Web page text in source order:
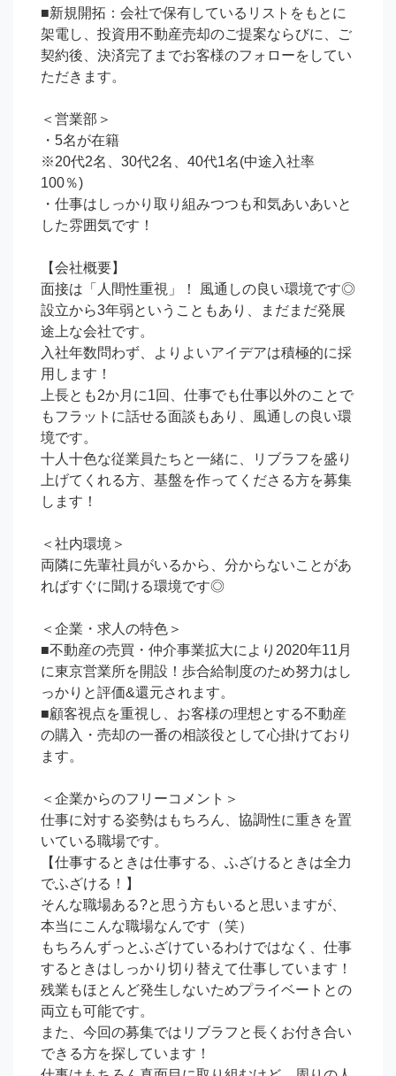
■新規開拓：会社で保有しているリストをもとに
架電し、投資用不動産売却のご提案ならびに、ご
契約後、決済完了までお客様のフォローをしてい
ただきます。
＜営業部＞
・5名が在籍
※20代2名、30代2名、40代1名(中途入社率
100％)
・仕事はしっかり取り組みつつも和気あいあいと
した雰囲気です！
【会社概要】
面接は「人間性重視」！ 風通しの良い環境です◎
設立から3年弱ということもあり、まだまだ発展
途上な会社です。
入社年数問わず、よりよいアイデアは積極的に採
用します！
上長とも2か月に1回、仕事でも仕事以外のことで
もフラットに話せる面談もあり、風通しの良い環
境です。
十人十色な従業員たちと一緒に、リブラフを盛り
上げてくれる方、基盤を作ってくださる方を募集
します！
＜社内環境＞
両隣に先輩社員がいるから、分からないことがあ
ればすぐに聞ける環境です◎
＜企業・求人の特色＞
■不動産の売買・仲介事業拡大により2020年11月
に東京営業所を開設！歩合給制度のため努力はし
っかりと評価&還元されます。
■顧客視点を重視し、お客様の理想とする不動産
の購入・売却の一番の相談役として心掛けており
ます。
＜企業からのフリーコメント＞
仕事に対する姿勢はもちろん、協調性に重きを置
いている職場です。
【仕事するときは仕事する、ふざけるときは全力
でふざける！】
そんな職場ある?と思う方もいると思いますが、
本当にこんな職場なんです（笑）
もちろんずっとふざけているわけではなく、仕事
するときはしっかり切り替えて仕事しています！
残業もほとんど発生しないためプライベートとの
両立も可能です。
また、今回の募集ではリブラフと長くお付き合い
できる方を探しています！